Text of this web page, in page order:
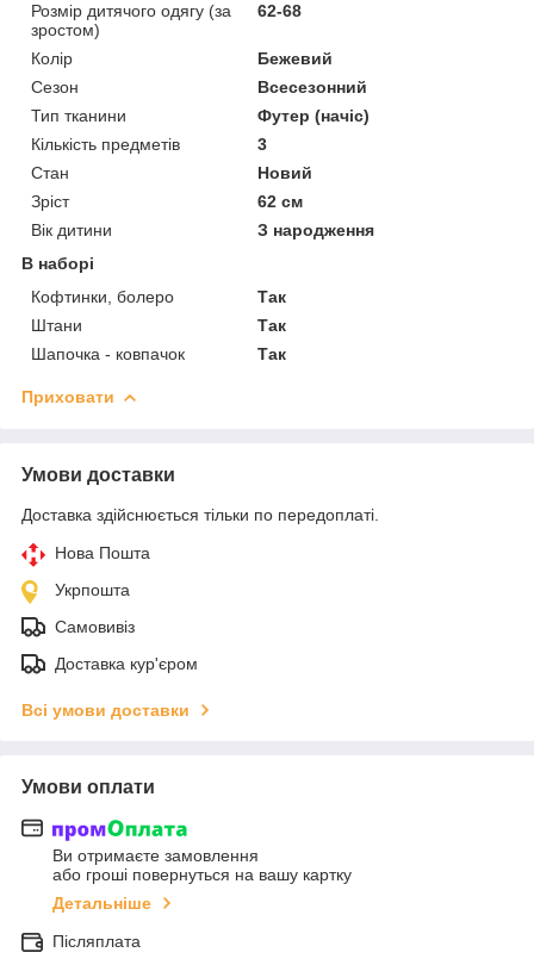
Розмір дитячого одягу (за
зростом)
62-68
Колір
Бежевий
Сезон
Всесезонний
Тип тканини
Футер (начіс)
Кількість предметів
3
Стан
Новий
Зріст
62 см
Вік дитини
З народження
В наборі
Кофтинки, болеро
Так
Штани
Так
Шапочка - ковпачок
Так
Приховати
Умови доставки
Доставка здійснюється тільки по передоплаті.
Нова Пошта
Укрпошта
Самовивіз
Доставка кур'єром
Всі умови доставки
Умови оплати
Ви отримаєте замовлення
або гроші повернуться на вашу картку
Детальніше
Післяплата